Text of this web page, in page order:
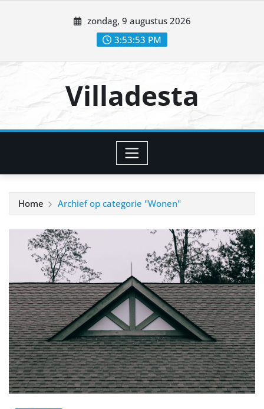
zondag, 9 augustus 2026
3:53:54 PM
Villadesta
Home Archief op categorie "Wonen"